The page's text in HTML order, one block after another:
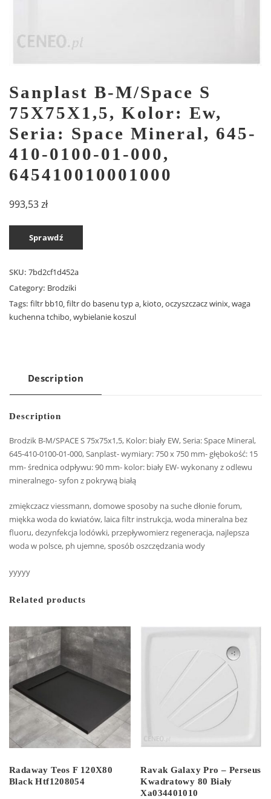
Sanplast B-M/Space S
75X75X1,5, Kolor: Ew,
Seria: Space Mineral, 645-
410-0100-01-000,
645410010001000
993,53zł
Sprawdź
SKU: 7bd2cf1d452a
Category: Brodziki
Tags: filtr bb10,filtr do basenu typ a, kioto,oczyszczacz winix,waga
kuchenna tchibo,wybielanie koszul
Description
Description
Brodzik B-M/SPACE S 75x75x1,5, Kolor: biały EW, Seria: Space Mineral,
645-410-0100-01-000, Sanplast- wymiary: 750 x 750 mm- głębokość: 15
mm- średnica odpływu: 90 mm- kolor: biały EW- wykonany z odlewu
mineralnego- syfon z pokrywą białą
zmiękczacz viessmann, domowe sposoby na suche dłonie forum,
miękka woda do kwiatów, laica filtr instrukcja, woda mineralna bez
fluoru, dezynfekcja lodówki, przepływomierz regeneracja, najlepsza
woda w polsce, ph ujemne, sposób oszczędzania wody
yyyyy
Related products
Radaway Teos F 120X80
Black Htf1208054
Ravak Galaxy Pro – Perseus
Kwadratowy 80 Biały
Xa034401010